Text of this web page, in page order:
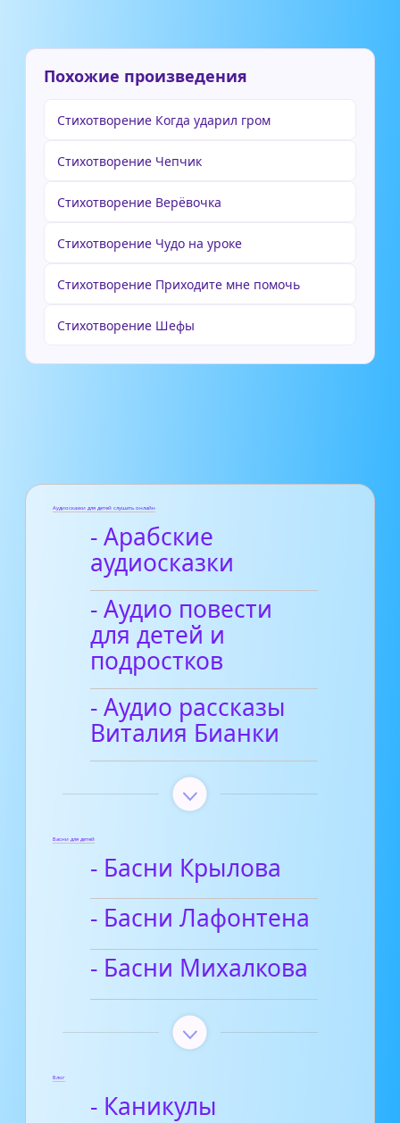
Похожие произведения
Стихотворение Когда ударил гром
Стихотворение Чепчик
Стихотворение Верёвочка
Стихотворение Чудо на уроке
Стихотворение Приходите мне помочь
Стихотворение Шефы
Аудиосказки для детей слушать онлайн
- Арабские
аудиосказки
- Аудио повести
для детей и
подростков
- Аудио рассказы
Виталия Бианки
Басни для детей
- Басни Крылова
- Басни Лафонтена
- Басни Михалкова
Блог
- Каникулы